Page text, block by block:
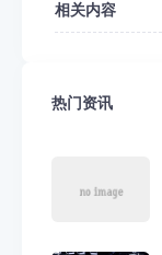
相关内容
热门资讯